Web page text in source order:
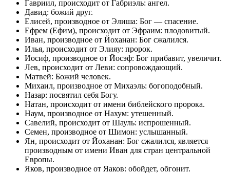
Гавриил, происходит от Габриэль: ангел.
Давид: божий друг.
Елисей, производное от Элиша: Бог — спасение.
Ефрем (Ефим), происходит от Эфраим: плодовитый.
Иван, производное от Йоханан: Бог сжалился.
Илья, происходит от Элияу: пророк.
Иосиф, производное от Йосэф: Бог прибавит, увеличит.
Лев, происходит от Леви: сопровождающий.
Матвей: Божий человек.
Михаил, производное от Михаэль: богоподобный.
Назар: посвятил себя Богу.
Натан, происходит от имени библейского пророка.
Наум, производное от Нахум: утешенный.
Савелий, происходит от Шауль: испрошенный.
Семен, производное от Шимон: услышанный.
Ян, происходит от Йоханан: Бог сжалился, является
производным от имени Иван для стран центральной
Европы.
Яков, производное от Яаков: обойдет, обгонит.